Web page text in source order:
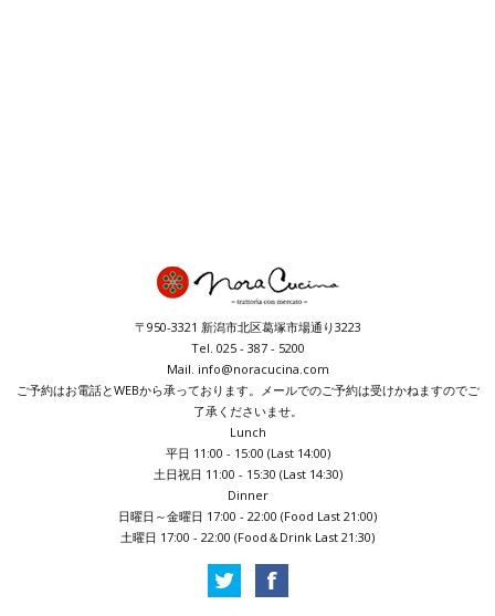
〒950-3321 新潟市北区葛塚市場通り3223
Tel. 025 - 387 - 5200
Mail. info@noracucina.com
ご予約はお電話とWEBから承っております。メールでのご予約は受けかねますのでご
了承くださいませ。
Lunch
平日 11:00 - 15:00 (Last 14:00)
土日祝日 11:00 - 15:30 (Last 14:30)
Dinner
日曜日～金曜日 17:00 - 22:00 (Food Last 21:00)
土曜日 17:00 - 22:00 (Food＆Drink Last 21:30)